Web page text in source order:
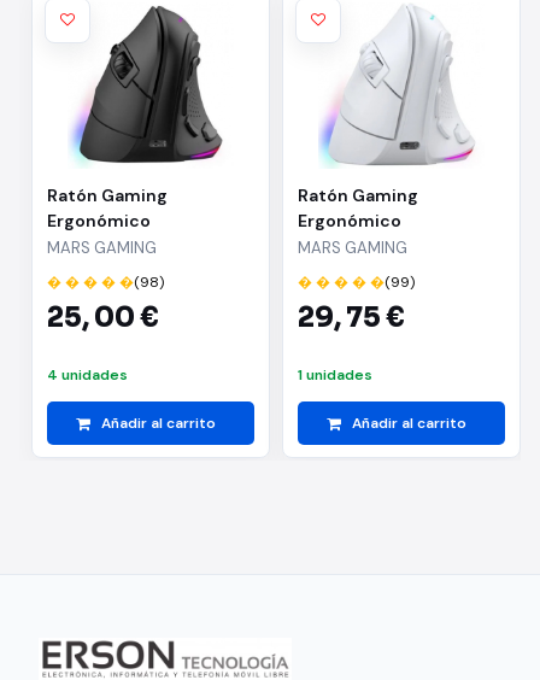
Ratón Gaming
Ergonómico
Inalámbrico Mars
Gaming MM-SK/ Hasta
8400 DPI
MARS GAMING
� � � � �(98)
25,00 €
4 unidades
Añadir al carrito
Ratón Gaming
Ergonómico
Inalámbrico Mars
Gaming MM-SK/ Hasta
8400 DPI/ Blanco
MARS GAMING
� � � � �(99)
29,75 €
1 unidades
Añadir al carrito